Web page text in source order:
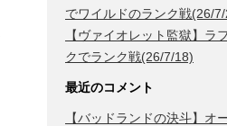
でワイルドのランク戦(26/
【ヴァイオレット監獄】ラ
クでランク戦(26/7/18)
最近のコメント
【バッドランドの決斗】オ